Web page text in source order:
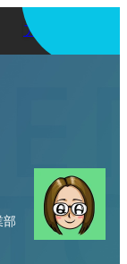
アプリを使う
部